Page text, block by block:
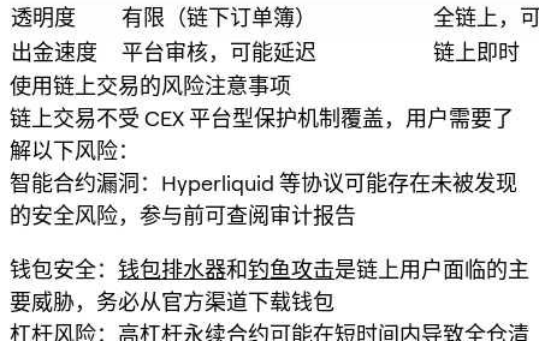
透明度
有限（链下订单簿）
全链上，
出金速度
平台审核，可能延迟
链上即时
使用链上交易的风险注意事项
链上交易不受 CEX 平台型保护机制覆盖，用户需要了
解以下风险：
智能合约漏洞：Hyperliquid 等协议可能存在未被发现
的安全风险，参与前可查阅审计报告
钱包安全： 钱包排水器和钓鱼攻击是链上用户面临的主
要威胁，务必从官方渠道下载钱包
杠杆风险：高杠杆永续合约可能在短时间内导致全仓清